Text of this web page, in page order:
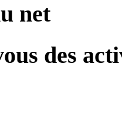
net
des